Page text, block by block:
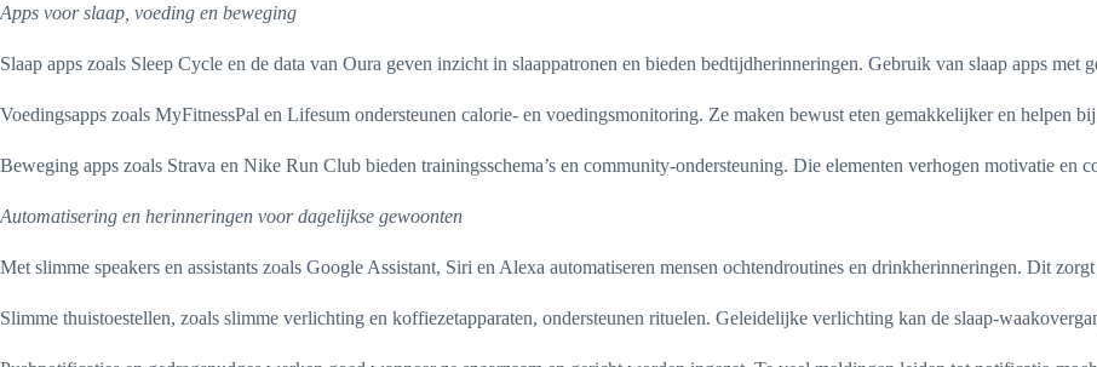
Apps voor slaap, voeding en beweging
Slaap apps zoals Sleep Cycle en de data van Oura geven inzicht in slaappatronen en bieden bedtijdherinneringen. Gebruik van slaap apps met
Voedingsapps zoals MyFitnessPal en Lifesum ondersteunen calorie- en voedingsmonitoring. Ze maken bewust eten gemakkelijker en helpen
Beweging apps zoals Strava en Nike Run Club bieden trainingsschema’s en community-ondersteuning. Die elementen verhogen motivatie en
Automatisering en herinneringen voor dagelijkse gewoonten
Met slimme speakers en assistants zoals Google Assistant, Siri en Alexa automatiseren mensen ochtendroutines en drinkherinneringen. Dit
Slimme thuistoestellen, zoals slimme verlichting en koffiezetapparaten, ondersteunen rituelen. Geleidelijke verlichting kan de slaap-